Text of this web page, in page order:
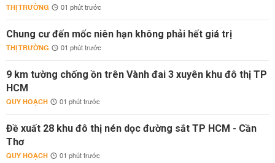
THỊ TRƯỜNG 01 phút trước
Chung cư đến mốc niên hạn không phải hết giá trị
THỊ TRƯỜNG 01 phút trước
9 km tường chống ồn trên Vành đai 3 xuyên khu đô thị TP
HCM
QUY HOẠCH 01 phút trước
Đề xuất 28 khu đô thị nén dọc đường sắt TP HCM - Cần
Thơ
QUY HOẠCH 01 phút trước